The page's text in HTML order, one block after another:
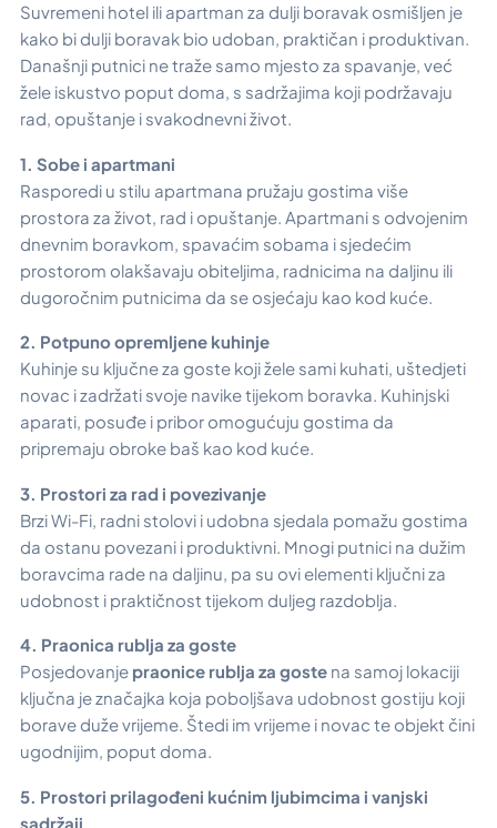
Suvremeni hotel ili apartman za dulji boravak osmišljen je
kako bi dulji boravak bio udoban, praktičan i produktivan.
Današnji putnici ne traže samo mjesto za spavanje, već
žele iskustvo poput doma, s sadržajima koji podržavaju
rad, opuštanje i svakodnevni život.
1. Sobe i apartmani
Rasporedi u stilu apartmana pružaju gostima više
prostora za život, rad i opuštanje. Apartmani s odvojenim
dnevnim boravkom, spavaćim sobama i sjedećim
prostorom olakšavaju obiteljima, radnicima na daljinu ili
dugoročnim putnicima da se osjećaju kao kod kuće.
2. Potpuno opremljene kuhinje
Kuhinje su ključne za goste koji žele sami kuhati, uštedjeti
novac i zadržati svoje navike tijekom boravka. Kuhinjski
aparati, posuđe i pribor omogućuju gostima da
pripremaju obroke baš kao kod kuće.
3. Prostori za rad i povezivanje
Brzi Wi-Fi, radni stolovi i udobna sjedala pomažu gostima
da ostanu povezani i produktivni. Mnogi putnici na dužim
boravcima rade na daljinu, pa su ovi elementi ključni za
udobnost i praktičnost tijekom duljeg razdoblja.
4. Praonica rublja za goste
Posjedovanje praonice rublja za goste na samoj lokaciji
ključna je značajka koja poboljšava udobnost gostiju koji
borave duže vrijeme. Štedi im vrijeme i novac te objekt čini
ugodnijim, poput doma.
5. Prostori prilagođeni kućnim ljubimcima i vanjski
sadržaji